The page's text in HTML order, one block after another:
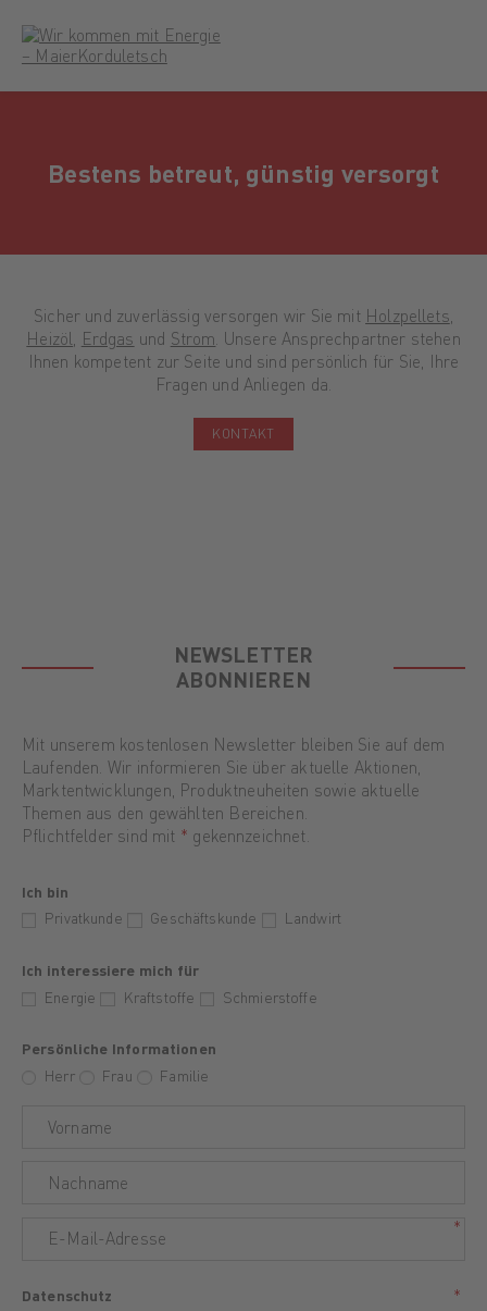
Bestens betreut, günstig versorgt
Sicher und zuverlässig versorgen wir Sie mit Holzpellets
Heizöl Erdgas und Strom . Unsere Ansprechpartner stehen
Ihnen kompetent zur Seite und sind persönlich für Sie, Ihre
Fragen und Anliegen da.
KONTAKT
HOLZPELLETS
Sie strahlen!
STROM
Wir heizen
Ihnen ein!
Wir kommen
mit Energie
NEWSLETTER
ABONNIEREN
Mit unserem kostenlosen Newsletter bleiben Sie auf dem
Laufenden. Wir informieren Sie über aktuelle Aktionen,
Marktentwicklungen, Produktneuheiten sowie aktuelle
Themen aus den gewählten Bereichen.
Pflichtfelder sind mit * gekennzeichnet.
Ich bin
Privatkunde
Geschäftskunde Landwirt
Ich interessiere mich für
Energie
Kraftstoffe Schmierstoffe
Persönliche Informationen
Herr
Frau Familie
Datenschutz